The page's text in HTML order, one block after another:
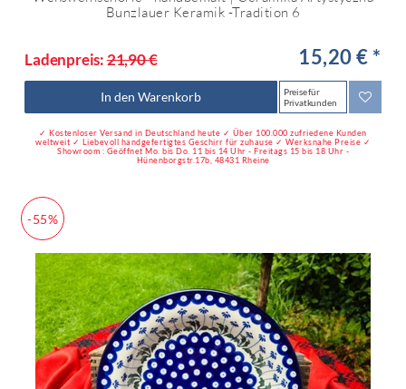
Bunzlauer Keramik -Tradition 6
Ladenpreis:21,90 € 15,20 € *
In den Warenkorb
Preise für
Privatkunden
✓ Kostenloser Versand in Deutschland heute ✓ Über 100.000 zufriedene Kunden
weltweit ✓ Liebevoll handgefertigtes Geschirr für zuhause ✓ Werksnahe Preise ✓
Showroom : Geöffnet Mo. bis Do. 11 bis 14 Uhr - Freitags 15 bis 18 Uhr -
Hünenborgstr.17b, 48431 Rheine
-55%